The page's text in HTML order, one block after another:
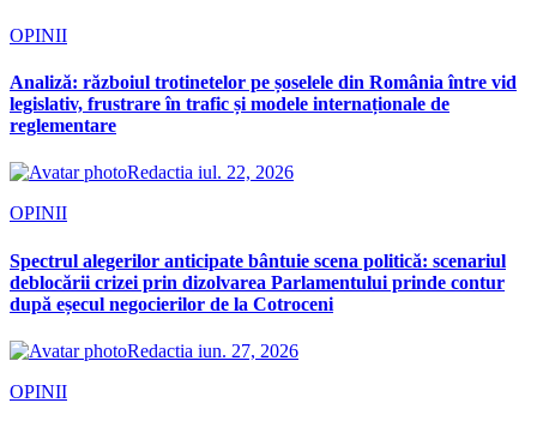
OPINII
Analiză: războiul trotinetelor pe șoselele din România între vid
legislativ, frustrare în trafic și modele internaționale de
reglementare
Redactia iul. 22, 2026
OPINII
Spectrul alegerilor anticipate bântuie scena politică: scenariul
deblocării crizei prin dizolvarea Parlamentului prinde contur
după eșecul negocierilor de la Cotroceni
Redactia iun. 27, 2026
OPINII